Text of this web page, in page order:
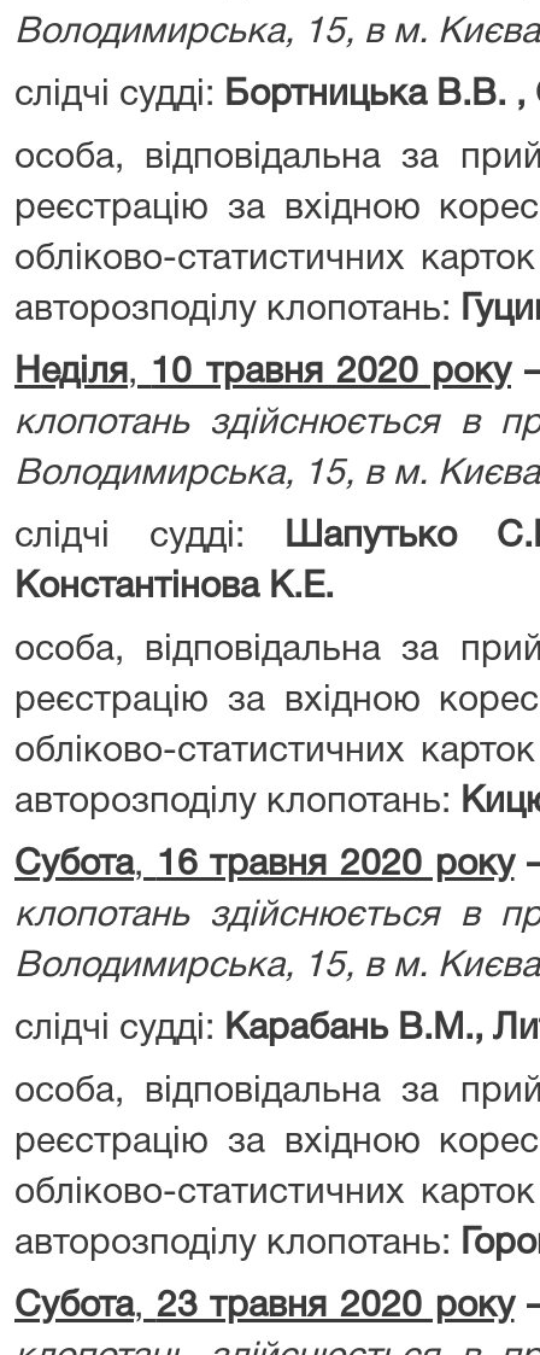
Володимирська, 15, в м.
слідчі судді: Бортницька В.В.
особа, відповідальна за
реєстрацію за вхідною
обліково-статистичних
авторозподілу клопотань:
Неділя , 10 травня 2020 року
клопотань здійснюється в
Володимирська, 15, в м.
слідчі судді: Шапутько
Константінова К.Е.
особа, відповідальна за
реєстрацію за вхідною
обліково-статистичних
авторозподілу клопотань:
Субота, 16 травня 2020 року
клопотань здійснюється в
Володимирська, 15, в м.
слідчі судді: Карабань В.М.,
особа, відповідальна за
реєстрацію за вхідною
обліково-статистичних
авторозподілу клопотань:
Субота, 23 травня 2020 року